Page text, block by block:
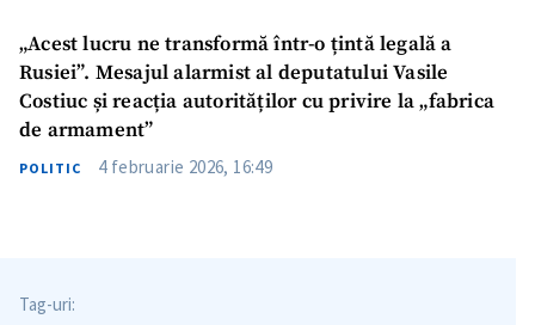
„Acest lucru ne transformă într-o țintă legală a
Rusiei”. Mesajul alarmist al deputatului Vasile
Costiuc și reacția autorităților cu privire la „fabrica
de armament”
POLITIC 4 februarie 2026, 16:49
Tag-uri: